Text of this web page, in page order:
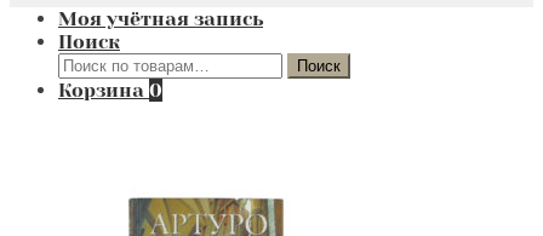
Моя учётная запись
Поиск
Искать:
Поиск
Корзина 0